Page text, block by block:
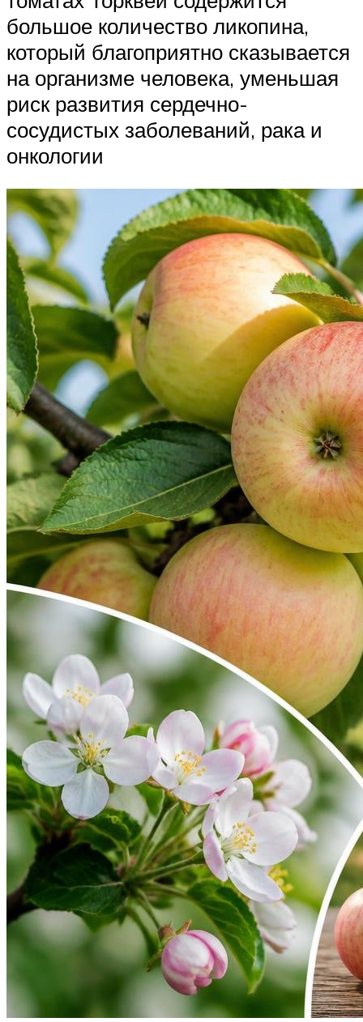
большое количество ликопина,
который благоприятно сказывается
на организме человека, уменьшая
риск развития сердечно-
сосудистых заболеваний, рака и
онкологии